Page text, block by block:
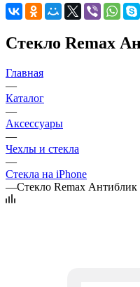
Стекло Remax
Главная
—
Каталог
—
Аксессуары
—
Чехлы и стекла
—
Стекла на iPhone
—Стекло Remax Антиблик